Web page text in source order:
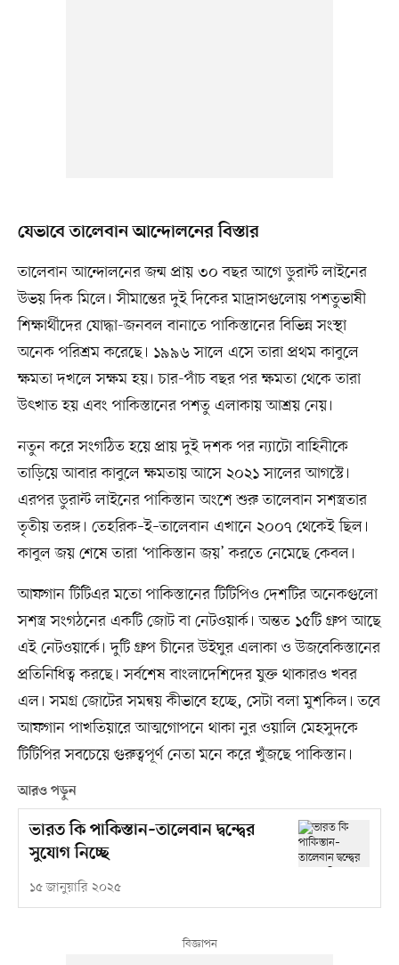
যেভাবে তালেবান আন্দোলনের বিস্তার
তালেবান আন্দোলনের জন্ম প্রায় ৩০ বছর আগে ডুরান্ট লাইনের
উভয় দিক মিলে। সীমান্তের দুই দিকের মাদ্রাসগুলোয় পশতুভাষী
শিক্ষার্থীদের যোদ্ধা-জনবল বানাতে পাকিস্তানের বিভিন্ন সংস্থা
অনেক পরিশ্রম করেছে। ১৯৯৬ সালে এসে তারা প্রথম কাবুলে
ক্ষমতা দখলে সক্ষম হয়। চার-পাঁচ বছর পর ক্ষমতা থেকে তারা
উৎখাত হয় এবং পাকিস্তানের পশতু এলাকায় আশ্রয় নেয়।
নতুন করে সংগঠিত হয়ে প্রায় দুই দশক পর ন্যাটো বাহিনীকে
তাড়িয়ে আবার কাবুলে ক্ষমতায় আসে ২০২১ সালের আগস্টে।
এরপর ডুরান্ট লাইনের পাকিস্তান অংশে শুরু তালেবান সশস্ত্রতার
তৃতীয় তরঙ্গ। তেহরিক–ই–তালেবান এখানে ২০০৭ থেকেই ছিল।
কাবুল জয় শেষে তারা ‘পাকিস্তান জয়’ করতে নেমেছে কেবল।
আফগান টিটিএর মতো পাকিস্তানের টিটিপিও দেশটির অনেকগুলো
সশস্ত্র সংগঠনের একটি জোট বা নেটওয়ার্ক। অন্তত ১৫টি গ্রুপ আছে
এই নেটওয়ার্কে। দুটি গ্রুপ চীনের উইঘুর এলাকা ও উজবেকিস্তানের
প্রতিনিধিত্ব করছে। সর্বশেষ বাংলাদেশিদের যুক্ত থাকারও খবর
এল। সমগ্র জোটের সমন্বয় কীভাবে হচ্ছে, সেটা বলা মুশকিল। তবে
আফগান পাখতিয়ারে আত্মগোপনে থাকা নুর ওয়ালি মেহসুদকে
টিটিপির সবচেয়ে গুরুত্বপূর্ণ নেতা মনে করে খুঁজছে পাকিস্তান।
আরও পড়ুন
ভারত কি পাকিস্তান–তালেবান দ্বন্দ্বের
সুযোগ নিচ্ছে
১৫ জানুয়ারি ২০২৫